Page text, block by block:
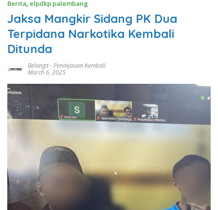
Berita, elpdkp palembang
Jaksa Mangkir Sidang PK Dua
Terpidana Narkotika Kembali
Ditunda
Belangit-Peninjauan Kembali
March 6, 2025